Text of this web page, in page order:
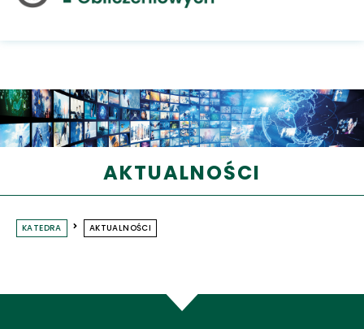
AKTUALNOŚCI
KATEDRA AKTUALNOŚCI